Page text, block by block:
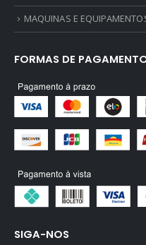
MAQUINAS E
FORMAS DE
SIGA-NOS